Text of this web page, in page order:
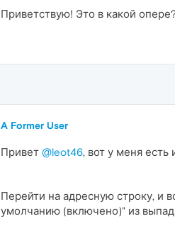
Приветствую! Это в какой
A Former User
Привет @leot46, вот у меня
Перейти на адресную строку, и
умолчанию (включено)" из